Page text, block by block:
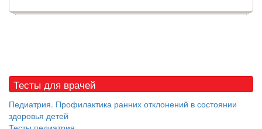
Тесты для врачей
Педиатрия. Профилактика ранних отклонений в состоянии
здоровья детей